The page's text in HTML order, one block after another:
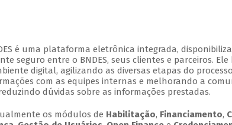
é uma plataforma eletrônica integrada,
seguro entre o BNDES, seus clientes e parceiros.
digital, agilizando as diversas etapas do
com as equipes internas e melhorando a
dúvidas sobre as informações prestadas.
os módulos de Habilitação, Financiamento,